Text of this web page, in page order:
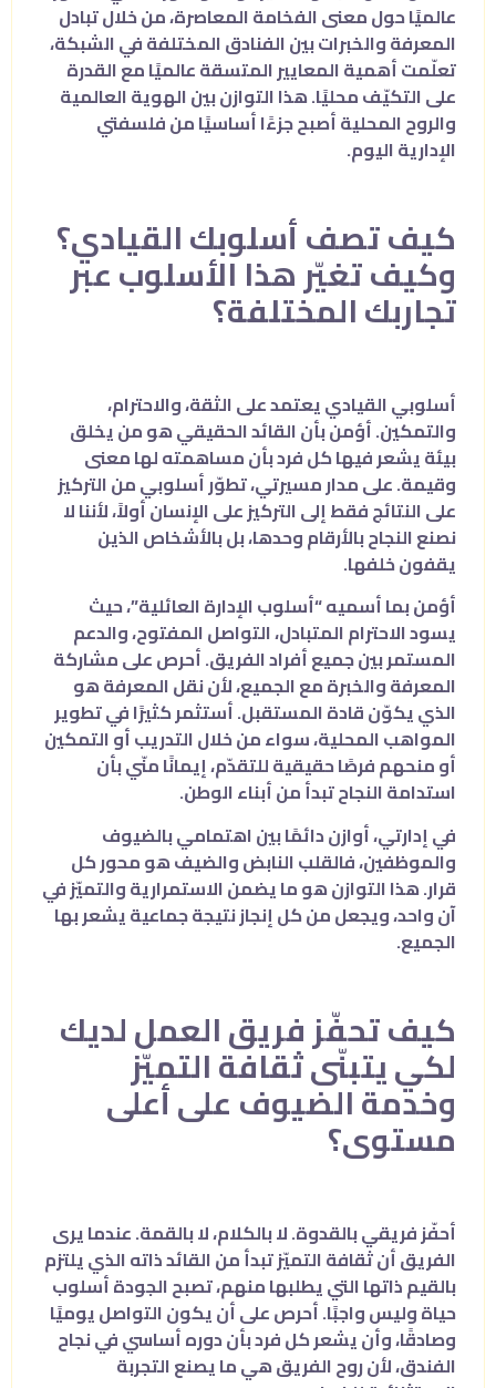
عالميًا حول معنى الفخامة المعاصرة، من خلال تبادل
المعرفة والخبرات بين الفنادق المختلفة في الشبكة،
تعلّمت أهمية المعايير المتسقة عالميًا مع القدرة
على التكيّف محليًا. هذا التوازن بين الهوية العالمية
والروح المحلية أصبح جزءًا أساسيًا من فلسفتي
الإدارية اليوم.
كيف تصف أسلوبك القيادي؟
وكيف تغيّر هذا الأسلوب عبر
تجاربك المختلفة؟
أسلوبي القيادي يعتمد على الثقة، والاحترام،
والتمكين. أؤمن بأن القائد الحقيقي هو من يخلق
بيئة يشعر فيها كل فرد بأن مساهمته لها معنى
وقيمة. على مدار مسيرتي، تطوّر أسلوبي من التركيز
على النتائج فقط إلى التركيز على الإنسان أولاً، لأننا لا
نصنع النجاح بالأرقام وحدها، بل بالأشخاص الذين
يقفون خلفها.
أؤمن بما أسميه “أسلوب الإدارة العائلية”، حيث
يسود الاحترام المتبادل، التواصل المفتوح، والدعم
المستمر بين جميع أفراد الفريق. أحرص على مشاركة
المعرفة والخبرة مع الجميع، لأن نقل المعرفة هو
الذي يكوّن قادة المستقبل. أستثمر كثيرًا في تطوير
المواهب المحلية، سواء من خلال التدريب أو التمكين
أو منحهم فرصًا حقيقية للتقدّم، إيمانًا منّي بأن
استدامة النجاح تبدأ من أبناء الوطن.
في إدارتي، أوازن دائمًا بين اهتمامي بالضيوف
والموظفين، فالقلب النابض والضيف هو محور كل
قرار. هذا التوازن هو ما يضمن الاستمرارية والتميّز في
آن واحد، ويجعل من كل إنجاز نتيجة جماعية يشعر بها
الجميع.
كيف تحفّز فريق العمل لديك
لكي يتبنّى ثقافة التميّز
وخدمة الضيوف على أعلى
مستوى؟
أحفّز فريقي بالقدوة. لا بالكلام، لا بالقمة. عندما يرى
الفريق أن ثقافة التميّز تبدأ من القائد ذاته الذي يلتزم
بالقيم ذاتها التي يطلبها منهم، تصبح الجودة أسلوب
حياة وليس واجبًا. أحرص على أن يكون التواصل يوميًا
وصادقًا، وأن يشعر كل فرد بأن دوره أساسي في نجاح
الفندق، لأن روح الفريق هي ما يصنع التجربة